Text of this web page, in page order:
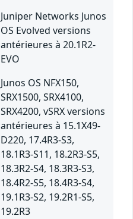
Juniper Networks Junos
OS Evolved versions
antérieures à 20.1R2-
EVO
Junos OS NFX150,
SRX1500, SRX4100,
SRX4200, vSRX versions
antérieures à 15.1X49-
D220, 17.4R3-S3,
18.1R3-S11, 18.2R3-S5,
18.3R2-S4, 18.3R3-S3,
18.4R2-S5, 18.4R3-S4,
19.1R3-S2, 19.2R1-S5,
19.2R3